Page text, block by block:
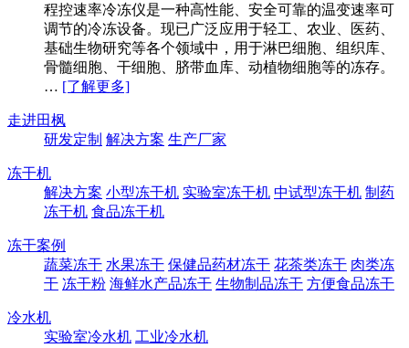
程控速率冷冻仪​是一种高性能、安全可靠的温变速率可
调节的冷冻设备。现已广泛应用于轻工、农业、医药、
基础生物研究等各个领域中，用于淋巴细胞、组织库、
骨髓细胞、干细胞、脐带血库、动植物细胞等的冻存。
… [了解更多]
走进田枫
研发定制 解决方案 生产厂家
冻干机
解决方案 小型冻干机 实验室冻干机 中试型冻干机 制药
冻干机 食品冻干机
冻干案例
蔬菜冻干 水果冻干 保健品药材冻干 花茶类冻干 肉类冻
干 冻干粉 海鲜水产品冻干 生物制品冻干 方便食品冻干
冷水机
实验室冷水机 工业冷水机